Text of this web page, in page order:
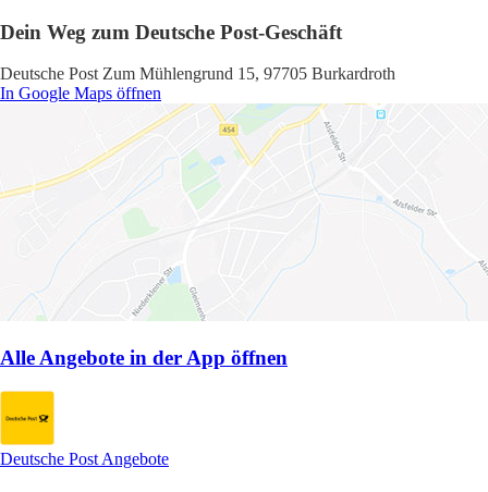
Dein Weg zum Deutsche Post-Geschäft
Deutsche Post Zum Mühlengrund 15, 97705 Burkardroth
In Google Maps öffnen
Alle Angebote in der App öffnen
Deutsche Post Angebote